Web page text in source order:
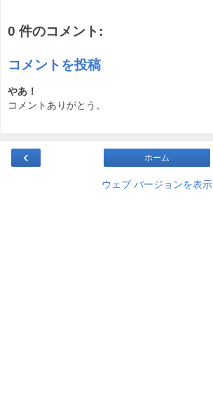
0 件のコメント:
コメントを投稿
やあ！
コメントありがとう。
‹ ホーム
ウェブ バージョンを表示